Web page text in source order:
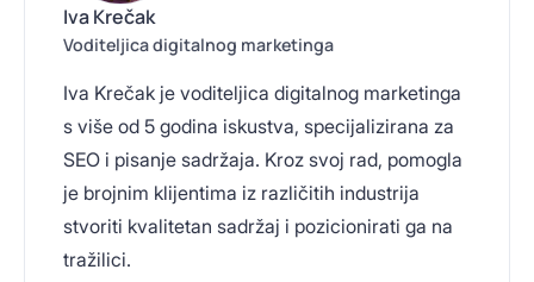
Iva Krečak
Voditeljica digitalnog marketinga
Iva Krečak je voditeljica digitalnog marketinga
s više od 5 godina iskustva, specijalizirana za
SEO i pisanje sadržaja. Kroz svoj rad, pomogla
je brojnim klijentima iz različitih industrija
stvoriti kvalitetan sadržaj i pozicionirati ga na
tražilici.